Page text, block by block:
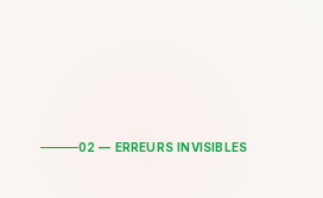
02 — ERREURS INVISIBLES